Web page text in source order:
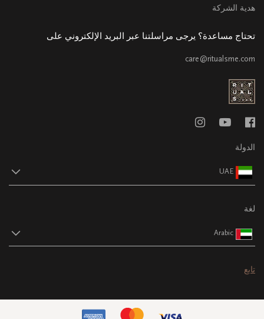
هدية الشركة
تحتاج مساعدة؟ يرجى مراسلتنا عبر البريد الإلكتروني على
care@ritualsme.com
الدولة
UAE
لغة
Arabic
تابع